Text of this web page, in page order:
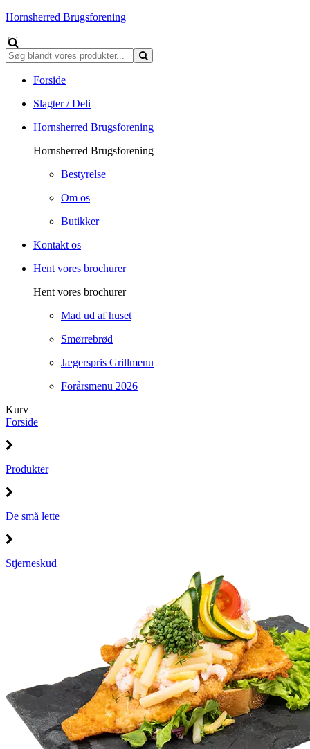
Hornsherred Brugsforening
Forside
Slagter / Deli
Hornsherred Brugsforening
Hornsherred Brugsforening
Bestyrelse
Om os
Butikker
Kontakt os
Hent vores brochurer
Hent vores brochurer
Mad ud af huset
Smørrebrød
Jægerspris Grillmenu
Forårsmenu 2026
Kurv
Forside
Produkter
De små lette
Stjerneskud